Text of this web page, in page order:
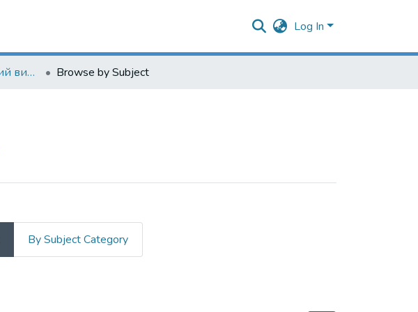
Log In
009 (2): Спеціальний випуск Browse by Subject
By Subject Category